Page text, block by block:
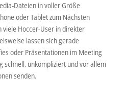
Dateien in voller Größe
oder Tablet zum Nächsten
viele Hoccer-User in direkter
lassen sich gerade
oder Präsentationen im Meeting
schnell, unkompliziert und vor allem
senden.